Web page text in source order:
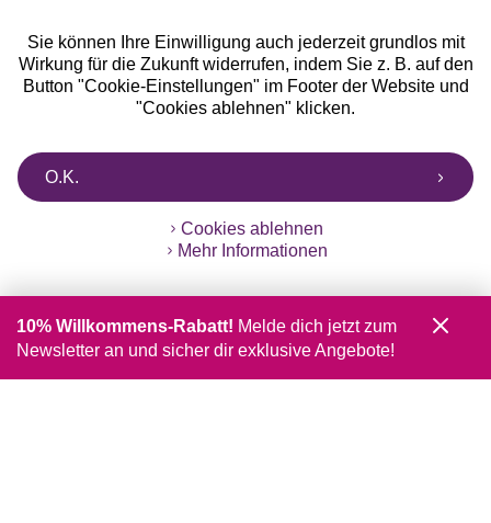
Sie können Ihre Einwilligung auch jederzeit grundlos mit
Wirkung für die Zukunft widerrufen, indem Sie z. B. auf den
Button "Cookie-Einstellungen" im Footer der Website und
"Cookies ablehnen" klicken.
O.K.
Cookies ablehnen
Mehr Informationen
10% Willkommens-Rabatt! Melde dich jetzt zum
Newsletter an und sicher dir exklusive Angebote!